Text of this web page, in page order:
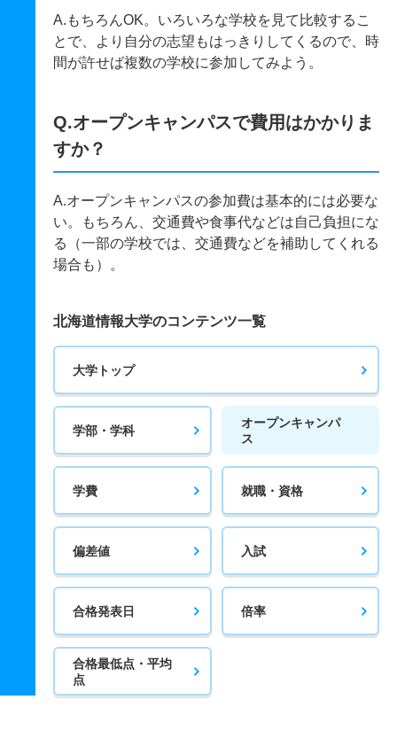
A.もちろんOK。いろいろな学校を見て比較するこ
とで、より自分の志望もはっきりしてくるので、時
間が許せば複数の学校に参加してみよう。
Q.オープンキャンパスで費用はかかりま
すか？
A.オープンキャンパスの参加費は基本的には必要な
い。もちろん、交通費や食事代などは自己負担にな
る（一部の学校では、交通費などを補助してくれる
場合も）。
北海道情報大学のコンテンツ一覧
大学トップ
学部・学科
オープンキャンパ
ス
学費 就職・資格
偏差値 入試
合格発表日 倍率
合格最低点・平均
点